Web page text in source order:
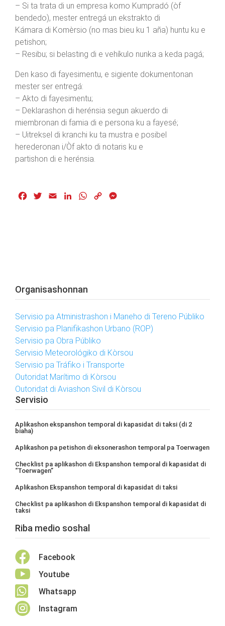
– Si ta trata di un empresa komo Kumpradó (òf
bendedo), mester entregá un ekstrakto di
Kámara di Komèrsio (no mas bieu ku 1 aña) huntu ku e
petishon;
– Resibu; si belasting di e vehíkulo nunka a keda pagá;
Den kaso di fayesimentu, e sigiente dokumentonan
mester ser entregá:
– Akto di fayesimentu;
– Deklarashon di herénsia segun akuerdo di
miembronan di famia di e persona ku a fayesé;
– Uitreksel di kranchi ku ta mustra e posibel
herederonan i/Òf akto di notaris ku e
partishon di e herénsia.
Facebook
TwitterEmail LinkedInWhatsApp
Copy
Organisashonnan
Servisio pa Atministrashon i Maneho di Tereno Públiko
Servisio pa Planifikashon Urbano (ROP)
Servisio pa Obra Públiko
Servisio Meteorológiko di Kòrsou
Servisio pa Tráfiko i Transporte
Outoridat Marítimo di Kòrsou
Outoridat di Aviashon Sivil di Kòrsou
Servisio
Aplikashon ekspanshon temporal di kapasidat di taksi (di 2
biaha)
Aplikashon pa petishon di eksonerashon temporal pa Toerwagen
Checklist pa aplikashon di Ekspanshon temporal di kapasidat di
“Toerwagen”
Aplikashon Ekspanshon temporal di kapasidat di taksi
Checklist pa aplikashon di Ekspanshon temporal di kapasidat di
taksi
Riba medio soshal
 Facebook
 Youtube
 Whatsapp
 Instagram